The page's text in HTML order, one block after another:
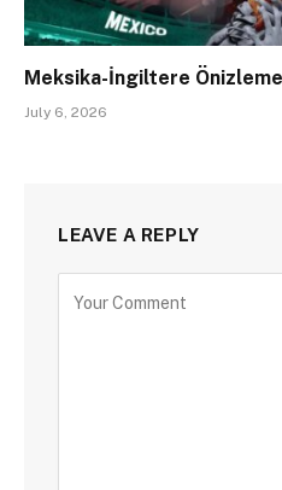
Meksika-İngiltere
July 6, 2026
LEAVE A REPLY